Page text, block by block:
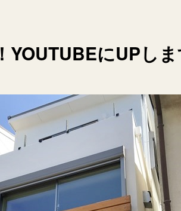
YOUTUBEにUPし